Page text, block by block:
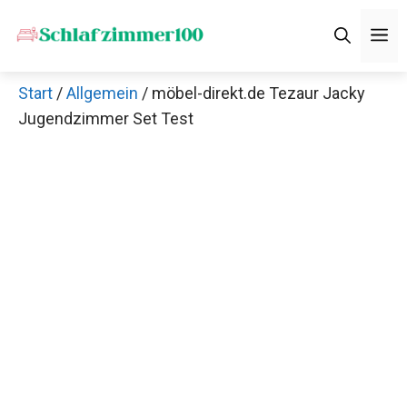
Inhalt
Start /Allgemein / möbel-direkt.de Tezaur Jacky
Jugendzimmer Set Test